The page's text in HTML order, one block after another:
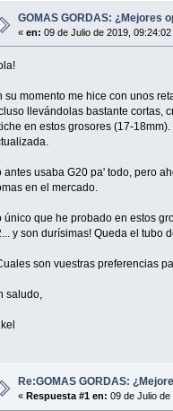
GOMAS GORDAS: ¿Mejores
«en: 09 de Julio de 2019,
su momento me hice con unos
llevándolas bastante cortas,
en estos grosores (17-
antes usaba G20 pa' todo, pero
en el mercado.
único que he probado en estos
y son durísimas! Queda el tubo
son vuestras preferencias
saludo,
Re:GOMAS GORDAS:
«Respuesta #1 en: 09 de Julio